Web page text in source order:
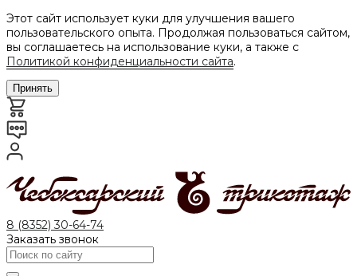
Этот сайт использует куки для улучшения вашего
пользовательского опыта. Продолжая пользоваться сайтом,
вы соглашаетесь на использование куки, а также с
Политикой конфиденциальности сайта.
Принять
8 (8352) 30-64-74
Заказать звонок